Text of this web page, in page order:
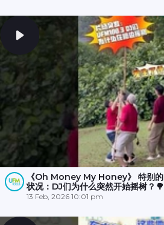
《Oh Money My Honey》 特别
状况：DJ们为什么突然开始摇树？
💥，大家冒雨☔️努力了半小时才成功
13 Feb, 2026 10:01 pm